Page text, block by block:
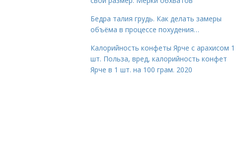
Бедра талия грудь. Как делать замеры
объёма в процессе похудения…
Калорийность конфеты Ярче с арахисом 1
шт. Польза, вред, калорийность конфет
Ярче в 1 шт. на 100 грам. 2020